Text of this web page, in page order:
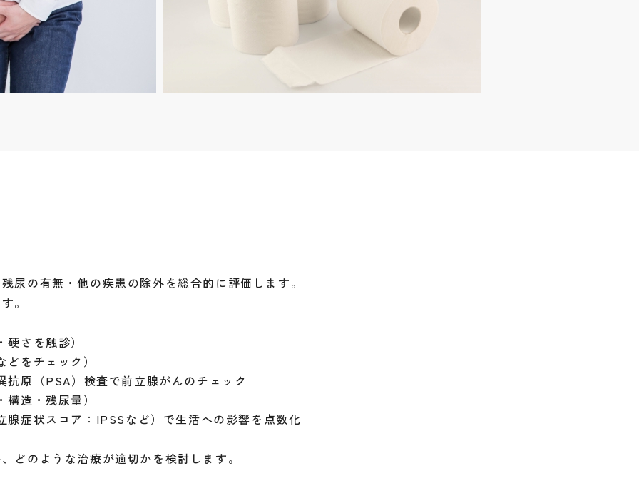
尿の有無・他の疾患の除外を総合的に評価します。
。
さを触診）
をチェック）
抗原（PSA）検査で前立腺がんのチェック
造・残尿量）
腺症状スコア：IPSSなど）で生活への影響を点数化
どのような治療が適切かを検討します。